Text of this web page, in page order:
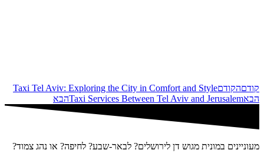
קודםהקודםTaxi Tel Aviv: Exploring the City in Comfort and Style
הבאTaxi Services Between Tel Aviv and Jerusalemהבא
מעוניינים במונית מגוש דן לירושלים? לבאר-שבע? לחיפה? או נהג צמוד?